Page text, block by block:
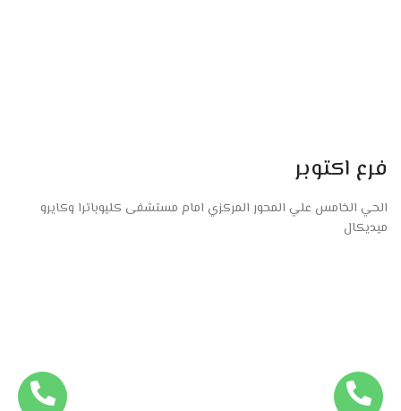
فرع اكتوبر
الحي الخامس علي المحور المركزي امام مستشفى كليوباترا وكايرو
ميديكال